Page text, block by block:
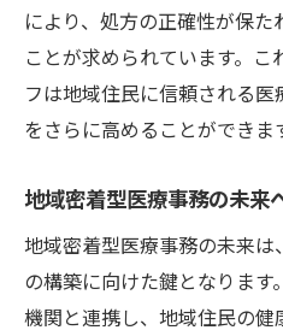
により、処方の正確性が保
ことが求められています。
フは地域住民に信頼される
をさらに高めることができま
地域密着型医療事務の未来
地域密着型医療事務の未来
の構築に向けた鍵となりま
機関と連携し、地域住民の